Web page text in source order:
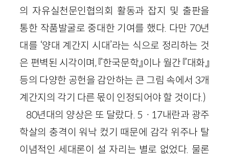
의 자유실천문인협의회 활동과 잡지 및 출판을
통한 작품발굴로 중대한 기여를 했다. 다만 70년
대를 ‘양대 계간지 시대’라는 식으로 정리하는 것
은 편벽된 시각이며, 『한국문학』이나 월간 『대화』
등의 다양한 공헌을 감안하는 큰 그림 속에서 3개
계간지의 각기 다른 몫이 인정되어야 할 것이다.)
80년대의 양상은 또 달랐다. 5ㆍ17내란과 광주
학살의 충격이 워낙 컸기 때문에 감각 위주나 탈
이념적인 세대론이 설 자리는 별로 없었다. 물론